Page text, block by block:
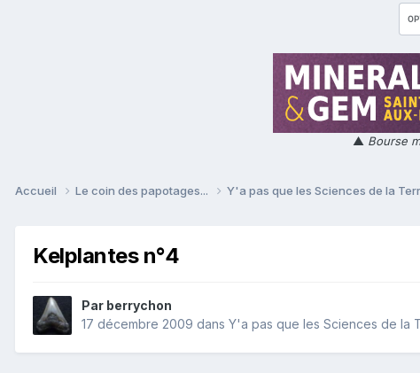
▲ Bourse
Accueil Le coin des papotages... Y'a pas que les Sciences de la
Kelplantes n°4
Par berrychon
17 décembre 2009 dans Y'a pas que les Sciences de la